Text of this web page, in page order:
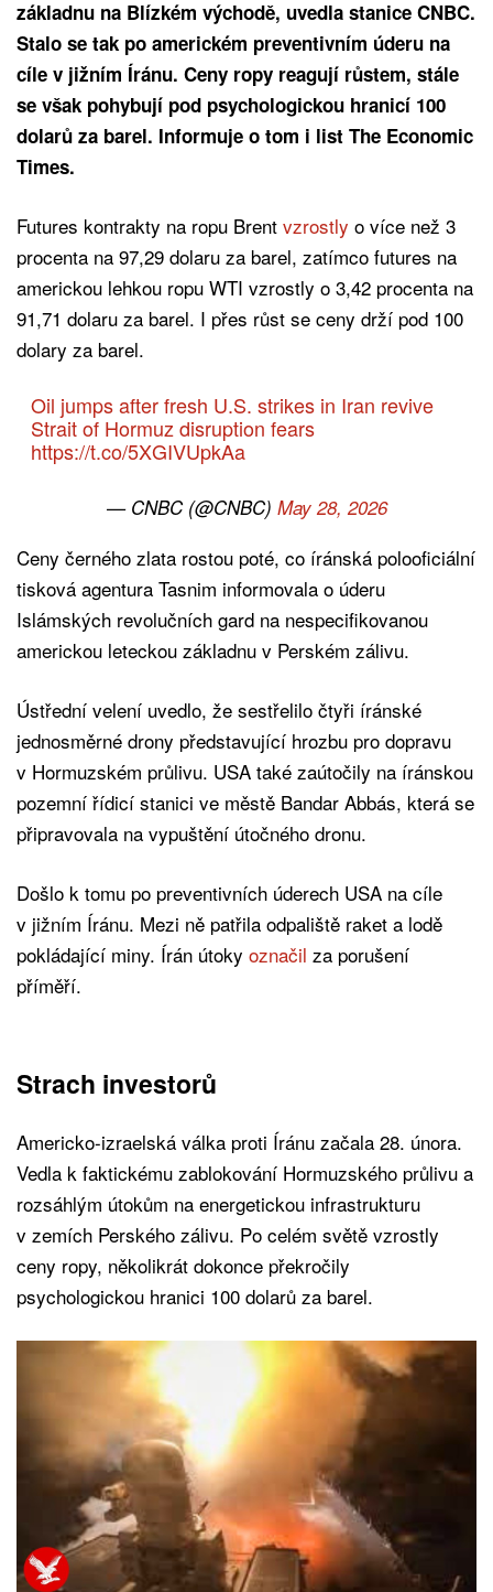
základnu na Blízkém východě, uvedla stanice CNBC.
Stalo se tak po americkém preventivním úderu na
cíle v jižním Íránu. Ceny ropy reagují růstem, stále
se však pohybují pod psychologickou hranicí 100
dolarů za barel. Informuje o tom i list The Economic
Times.
Futures kontrakty na ropu Brent vzrostly o více než 3
procenta na 97,29 dolaru za barel, zatímco futures na
americkou lehkou ropu WTI vzrostly o 3,42 procenta na
91,71 dolaru za barel. I přes růst se ceny drží pod 100
dolary za barel.
Oil jumps after fresh U.S. strikes in Iran revive
Strait of Hormuz disruption fears
https://t.co/5XGIVUpkAa
— CNBC (@CNBC) May 28, 2026
Ceny černého zlata rostou poté, co íránská polooficiální
tisková agentura Tasnim informovala o úderu
Islámských revolučních gard na nespecifikovanou
americkou leteckou základnu v Perském zálivu.
Ústřední velení uvedlo, že sestřelilo čtyři íránské
jednosměrné drony představující hrozbu pro dopravu
v Hormuzském průlivu. USA také zaútočily na íránskou
pozemní řídicí stanici ve městě Bandar Abbás, která se
připravovala na vypuštění útočného dronu.
Došlo k tomu po preventivních úderech USA na cíle
v jižním Íránu. Mezi ně patřila odpaliště raket a lodě
pokládající miny. Írán útoky označil za porušení
příměří.
Strach investorů
Americko-izraelská válka proti Íránu začala 28. února.
Vedla k faktickému zablokování Hormuzského průlivu a
rozsáhlým útokům na energetickou infrastrukturu
v zemích Perského zálivu. Po celém světě vzrostly
ceny ropy, několikrát dokonce překročily
psychologickou hranici 100 dolarů za barel.